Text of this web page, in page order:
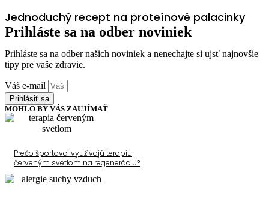
Jednoduchý recept na proteínové palacinky
Prihláste sa na odber noviniek
Prihláste sa na odber našich noviniek a nenechajte si ujsť najnovšie
tipy pre vaše zdravie.
Váš e-mail
Prihlásiť sa
MOHLO BY VÁS ZAUJÍMAŤ
Prečo športovci využívajú terapiu
červeným svetlom na regeneráciu?